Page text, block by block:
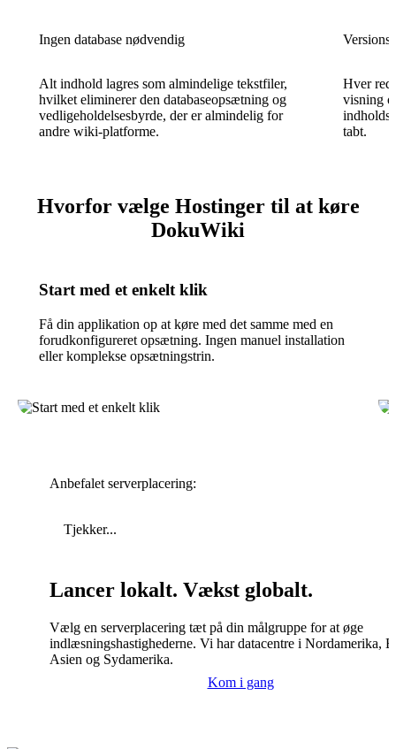
Ingen database nødvendig
Alt indhold lagres som almindelige tekstfiler,
hvilket eliminerer den databaseopsætning og
vedligeholdelsesbyrde, der er almindelig for
andre wiki-platforme.
Hver
visning
tabt.
Hvorfor vælge Hostinger til at køre
DokuWiki
Start med et enkelt klik
Få din applikation op at køre med det samme med en
forudkonfigureret opsætning. Ingen manuel installation
eller komplekse opsætningstrin.
Anbefalet serverplacering:
Tjekker...
Lancer lokalt. Vækst globalt.
Vælg en serverplacering tæt på din målgruppe for at øge
indlæsningshastighederne. Vi har datacentre i Nordamerika,
Asien og Sydamerika.
Kom i gang